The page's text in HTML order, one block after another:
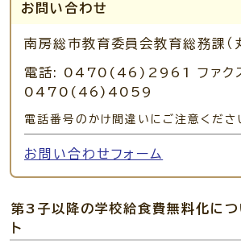
お問い合わせ
南房総市教育委員会教育総務課（
電話: 0470(46)2961 ファク
0470(46)4059
電話番号のかけ間違いにご注意くださ
お問い合わせフォーム
第3子以降の学校給食費無料化につ
ト